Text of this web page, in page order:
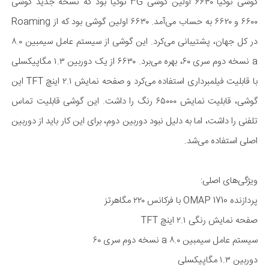
۶۶۰۰ و ۶۶۲۰ به حساب می‌آمد. ۶۶۳۰ اولین گوشی بود که از Roaming
در کل جهان، پشتیبانی می‌کرد. این گوشی از سیستم عامل سیمبین ۸.۰
a نسخه دوم سری ۶۰، بهره می‌برد. ۶۶۳۰ از یک دوربین ۱.۳ مگا‌پیکسلی
با قابلیت فیلمبرداری استفاده می‌کرد و صفحه نمایش ۲.۱ اینچ TFT این
گوشی، قابلیت نمایش ۶۵۰۰۰ رنگ را داشت. این گوشی قابلیت تماس
تلفنی را داشت، اما به دلیل نبود دوربین دوم، برای این کار باید از دوربین
اصلی استفاده می‌شد.
ویژگی‌های اصلی:
پردازنده OMAP 1710 با فرکانس ۲۲۰ مگا‌هرتز
صفحه نمایش رنگی ۲.۱ اینچ TFT
سیستم عامل سیمبین ۸.۰ a نسخه دوم سری ۶۰
دوربین ۱.۳ مگا‌پیکسلی